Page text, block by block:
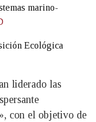
marino-
Ecológica
liderado las
con el objetivo de